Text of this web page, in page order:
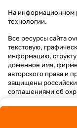
На информационном
технологии.
Все ресурсы сайта
текстовую,
информацию,
доменное имя,
авторского права и
защищены
соглашениями об